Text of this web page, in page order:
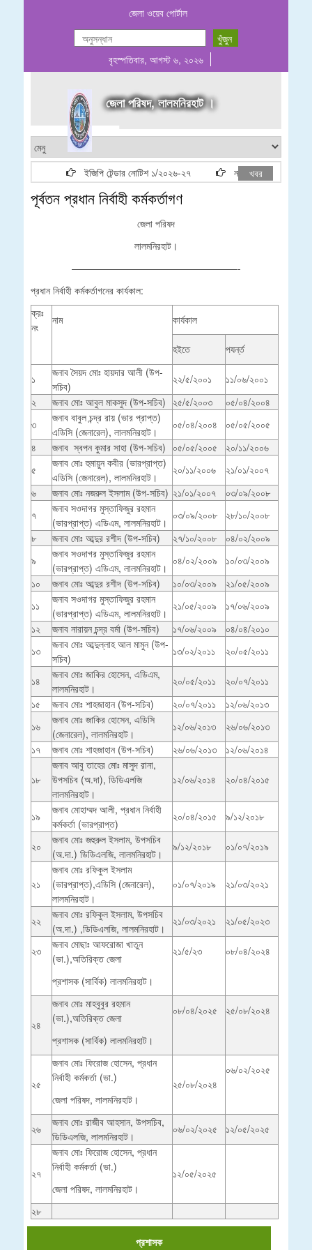
জেলা ওয়েব পোর্টাল
বৃহস্পতিবার, আগস্ট ৬, ২০২৬
জেলা পরিষদ, লালমনিরহাট ।
ইজিপি টেন্ডার নোটিশ ১/২০২৬-২৭ নতুন ঠিকাদার লাইসেন্স
খবর
পূর্বতন প্রধান নির্বাহী কর্মকর্তাগণ
জেলা পরিষদ
লালমনিরহাট।
—————————————————-
প্রধান নির্বাহী কর্মকর্তাগনের কার্যকাল:
ক্রঃ
নং
নাম কার্যকাল
হইতে পযর্ন্ত
১
জনাব সৈয়দ মোঃ হায়দার আলী (উপ-
সচিব)
২২/৫/২০০১
১১/০৬/২০০১
২
জনাব মোঃ আবুল মাকসুদ (উপ-সচিব) ২৫/৫/২০০৩
০৫/০৪/২০০৪
৩
জনাব বাবুল চন্দ্র রায় (ভার প্রাপ্ত)
এডিসি (জেনারেল), লালমনিরহাট।
০৫/০৪/২০০৪
০৫/০৫/২০০৫
৪
জনাব স্বপন কুমার সাহা (উপ-সচিব) ০৫/০৫/২০০৫
২০/১১/২০০৬
৫
জনাব মোঃ হুমায়ুন কবীর (ভারপ্রাপ্ত)
এডিসি (জেনারেল), লালমনিরহাট।
২০/১১/২০০৬
২১/০১/২০০৭
৬
জনাব মোঃ নজরুল ইসলাম (উপ-সচিব) ২১/০১/২০০৭
০৩/০৯/২০০৮
৭
জনাব সওদাগর মুস্তাফিজুর রহমান
(ভারপ্রাপ্ত) এডিএম, লালমনিরহাট।
০৩/০৯/২০০৮ ২৮/১০/২০০৮
৮
জনাব মোঃ আব্দুর রশীদ (উপ-সচিব) ২৭/১০/২০০৮
০৪/০২/২০০৯
৯
জনাব সওদাগর মুস্তাফিজুর রহমান
(ভারপ্রাপ্ত) এডিএম, লালমনিরহাট।
০৪/০২/২০০৯
১০/০৩/২০০৯
১০
জনাব মোঃ আব্দুর রশীদ (উপ-সচিব) ১০/০৩/২০০৯
২১/০৫/২০০৯
১১
জনাব সওদাগর মুস্তাফিজুর রহমান
(ভারপ্রাপ্ত) এডিএম, লালমনিরহাট।
২১/০৫/২০০৯
১৭/০৬/২০০৯
১২
জনাব নারায়ন চন্দ্র বর্মা (উপ-সচিব) ১৭/০৬/২০০৯
০৪/০৪/২০১০
১৩
জনাব মোঃ আব্দুল্লাহ আল মামুন (উপ-
সচিব)
১৩/০২/২০১১ ২০/০৫/২০১১
১৪
জনাব মোঃ জাকির হোসেন, এডিএম,
লালমনিরহাট।
২০/০৫/২০১১
২০/০৭/২০১১
১৫
জনাব মোঃ শাহজাহান (উপ-সচিব) ২০/০৭/২০১১
১২/০৬/২০১৩
১৬
জনাব মোঃ জাকির হোসেন, এডিসি
(জেনারেল), লালমনিরহাট।
১২/০৬/২০১৩
২৬/০৬/২০১৩
১৭
জনাব মোঃ শাহজাহান (উপ-সচিব) ২৬/০৬/২০১৩ ১২/০৬/২০১৪
১৮
জনাব আবু তাহের মোঃ মাসুদ রানা,
উপসচিব (অ.দা), ডিডিএলজি
লালমনিরহাট।
১২/০৬/২০১৪ ২০/০৪/২০১৫
১৯
জনাব মোহাম্মদ আলী, প্রধান নির্বাহী
কর্মকর্তা (ভারপ্রাপ্ত)
২০/০৪/২০১৫ ৯/১২/২০১৮
২০
জনাব মোঃ জহুরুল ইসলাম, উপসচিব
(অ.দা.) ডিডিএলজি, লালমনিরহাট।
৯/১২/২০১৮ ০১/০৭/২০১৯
২১
জনাব মোঃ রফিকুল ইসলাম
(ভারপ্রাপ্ত),এডিসি (জেনারেল),
লালমনিরহাট।
০১/০৭/২০১৯ ২১/০৩/২০২১
২২
জনাব মোঃ রফিকুল ইসলাম, উপসচিব
(অ.দা.) ,ডিডিএলজি, লালমনিরহাট।
২১/০৩/২০২১ ২১/০৫/২০২৩
২৩
জনাব মোছাঃ আফরোজা খাতুন
(ভা.),অতিরিক্ত জেলা
প্রশাসক (সার্বিক) লালমনিরহাট।
২১/৫/২৩ ০৮/০৪/২০২৪
২৪
জনাব মোঃ মাহবুবুর রহমান
(ভা.),অতিরিক্ত জেলা
প্রশাসক (সার্বিক) লালমনিরহাট।
০৮/০৪/২০২৫ ২৫/০৮/২০২৪
২৫
জনাব মোঃ ফিরোজ হোসেন, প্রধান
নির্বাহী কর্মকর্তা (ভা.)
জেলা পরিষদ, লালমনিরহাট।
২৫/০৮/২০২৪
০৬/০২/২০২৫
২৬
জনাব মোঃ রাজীব আহসান, উপসচিব,
ডিডিএলজি, লালমনিরহাট।
০৬/০২/২০২৫ ১২/০৫/২০২৫
২৭
জনাব মোঃ ফিরোজ হোসেন, প্রধান
নির্বাহী কর্মকর্তা (ভা.)
জেলা পরিষদ, লালমনিরহাট।
১২/০৫/২০২৫
২৮
প্রশাসক